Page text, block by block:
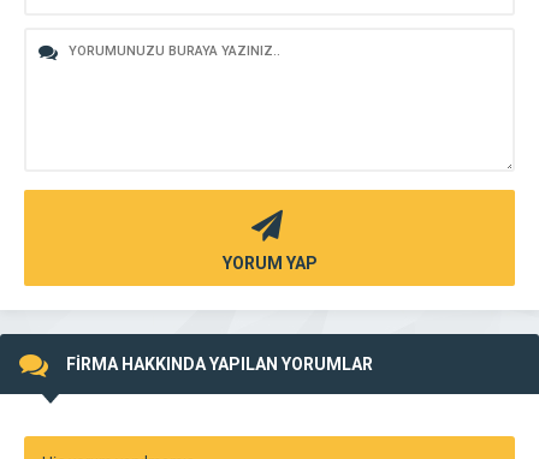
YORUM YAP
FİRMA HAKKINDA YAPILAN YORUMLAR